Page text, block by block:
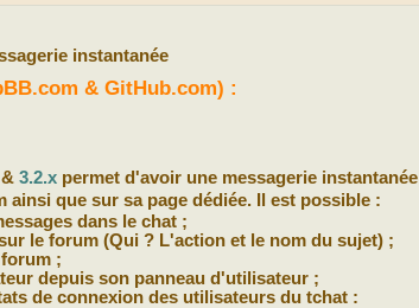
instantanée
& GitHub.com) :
& 3.2.x permet d'avoir une messagerie
que sur sa page dédiée. Il est possible :
dans le chat ;
le forum (Qui ? L'action et le nom du sujet) ;
;
depuis son panneau d'utilisateur ;
de connexion des utilisateurs du tchat :